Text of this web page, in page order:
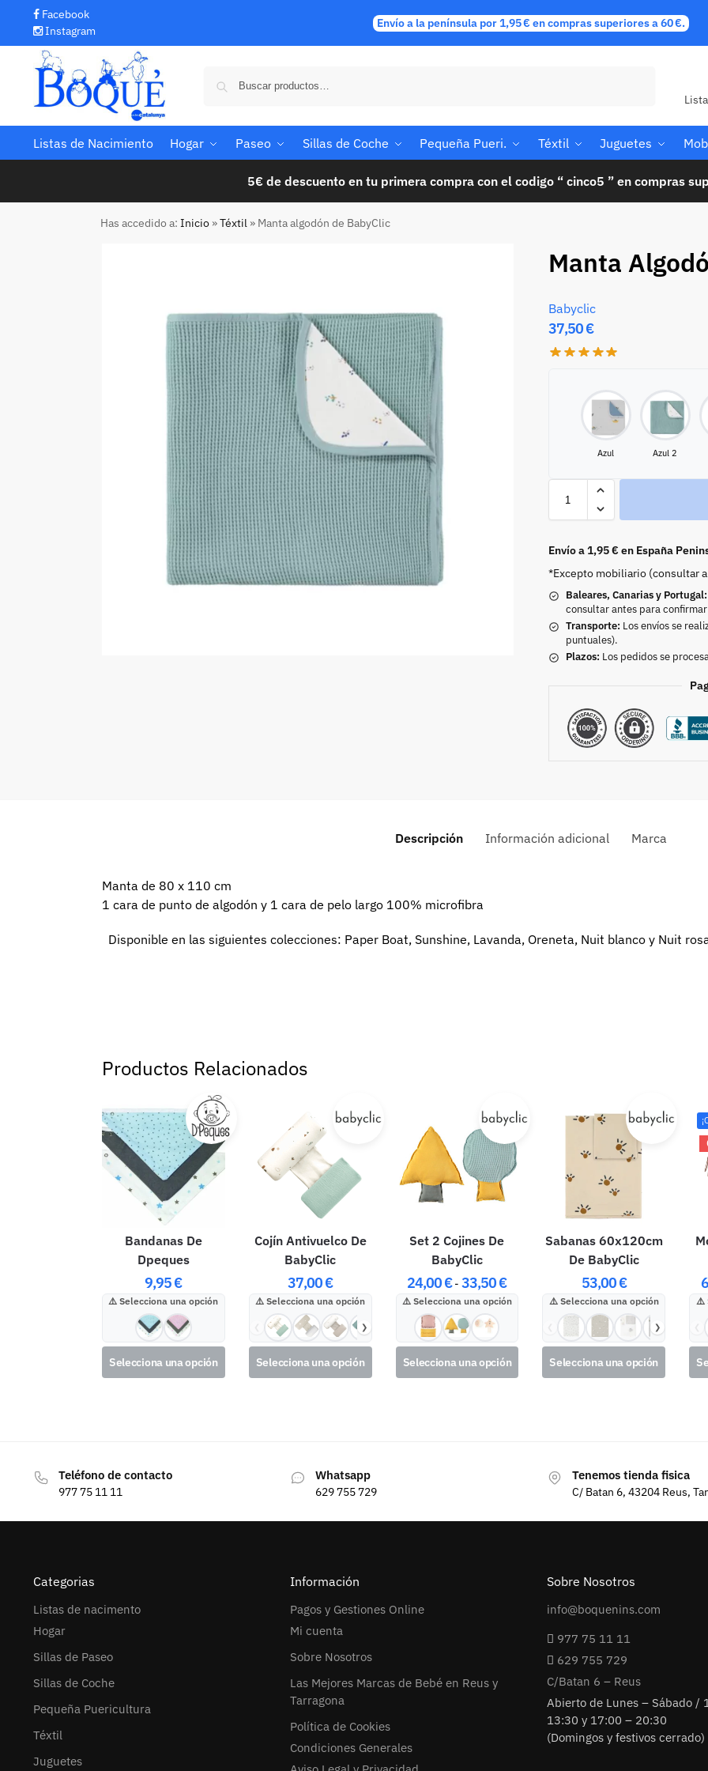
Facebook
Instagram
Envío a la península por 1,95 € en compras superiores a 60 €.
Listas de Nacimiento Hogar Paseo Sillas de Coche Pequeña Pueri. Téxtil Juguetes
5€ de descuento en tu primera compra con el codigo “ cinco5 ” en compras
Has accedido a: Inicio »Téxtil » Manta algodón de BabyClic
Manta
Babyclic
37,50€
Azul Azul 2
Envío a 1,95 € en España
*Excepto mobiliario (consultar
Baleares, Canarias y Portugal:
consultar antes para
Transporte: Los envíos se
puntuales).
Plazos: Los pedidos se
Descripción Información adicional Marca
Manta de 80 x 110 cm
1 cara de punto de algodón y 1 cara de pelo largo 100% microfibra
Disponible en las siguientes colecciones: Paper Boat, Sunshine, Lavanda, Oreneta, Nuit blanco y Nuit
Productos Relacionados
Bandanas De
Dpeques
9,95€
Selecciona una opción
Selecciona una opción
Cojín Antivuelco De
BabyClic
37,00€
Selecciona una opción
❯
Selecciona una opción
Set 2 Cojines De
BabyClic
24,00€- 33,50€
Selecciona una opción
Selecciona una opción
Sabanas 60x120cm
De BabyClic
53,00€
Selecciona una opción
❯
Selecciona una opción
Teléfono de contacto
977 75 11 11
Whatsapp
629 755 729
Tenemos tienda fisica
C/ Batan 6, 43204 Reus,
Categorias
Listas de nacimento
Hogar
Sillas de Paseo
Sillas de Coche
Pequeña Puericultura
Téxtil
Juguetes
Información
Pagos y Gestiones Online
Mi cuenta
Sobre Nosotros
Las Mejores Marcas de Bebé en Reus y
Tarragona
Política de Cookies
Condiciones Generales
Sobre Nosotros
info@boquenins.com
977 75 11 11
629 755 729
C/Batan 6 – Reus
Abierto de Lunes – Sábado /
13:30 y 17:00 – 20:30
(Domingos y festivos cerrado)